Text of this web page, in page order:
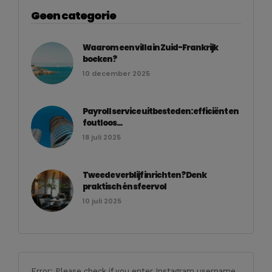
Geen categorie
Waarom een villa in Zuid-Frankrijk
boeken?
10 december 2025
Payroll service uitbesteden: efficiënt en
foutloos...
18 juli 2025
Tweede verblijf inrichten? Denk
praktisch én sfeervol
10 juli 2025